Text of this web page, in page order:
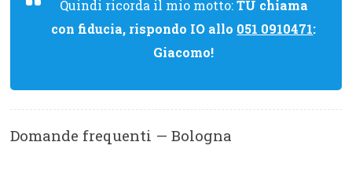
Quindi ricorda il mio motto:TU chiama
con fiducia, rispondo IO allo 051 0910471:
Giacomo!
Domande frequenti — Bologna